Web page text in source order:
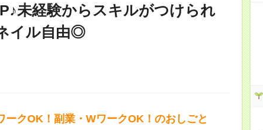
未経験からスキルがつけられ
イル自由◎
ークOK！副業・WワークOK！のおしごと